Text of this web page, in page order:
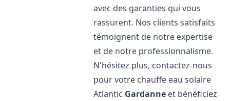
avec des garanties qui vous
rassurent. Nos clients satisfaits
témoignent de notre expertise
et de notre professionnalisme.
N'hésitez plus, contactez-nous
pour votre chauffe eau solaire
Atlantic Gardanne et bénéficiez